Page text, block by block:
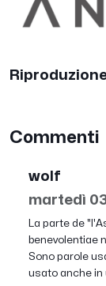
Commenti
wolf
martedì
La parte de
benevolentiae
Sono parole
usato anche in